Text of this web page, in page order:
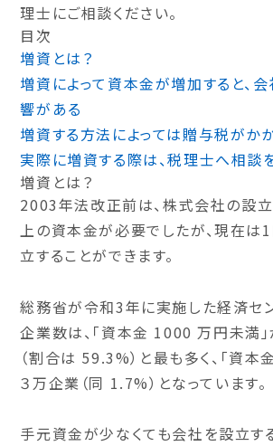
理士にご相談ください。
目次
増資とは？
増資によって資本金が増加すると、
響がある
増資する方法によっては贈与税がか
実際に増資する際は、税理士へ相談
増資とは？
2003年法改正前は、株式会社の設
上の資本金が必要でしたが、現在は
立することができます。
総務省が令和3年に実施した経済セン
企業数は、「資本金 1000 万円未満
（割合は 59.3%）と最も多く、「資本
３万企業（同 1.7%）となっています。
手元資金が少なくても会社を設立す